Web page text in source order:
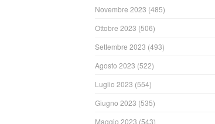
Novembre 2023 (485)
Ottobre 2023 (506)
Settembre 2023 (493)
Agosto 2023 (522)
Luglio 2023 (554)
Giugno 2023 (535)
Maggio 2023 (543)